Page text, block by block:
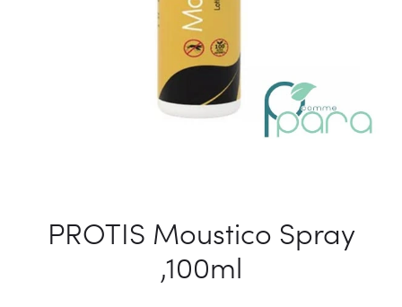
PROTIS Moustico Spray
,100ml